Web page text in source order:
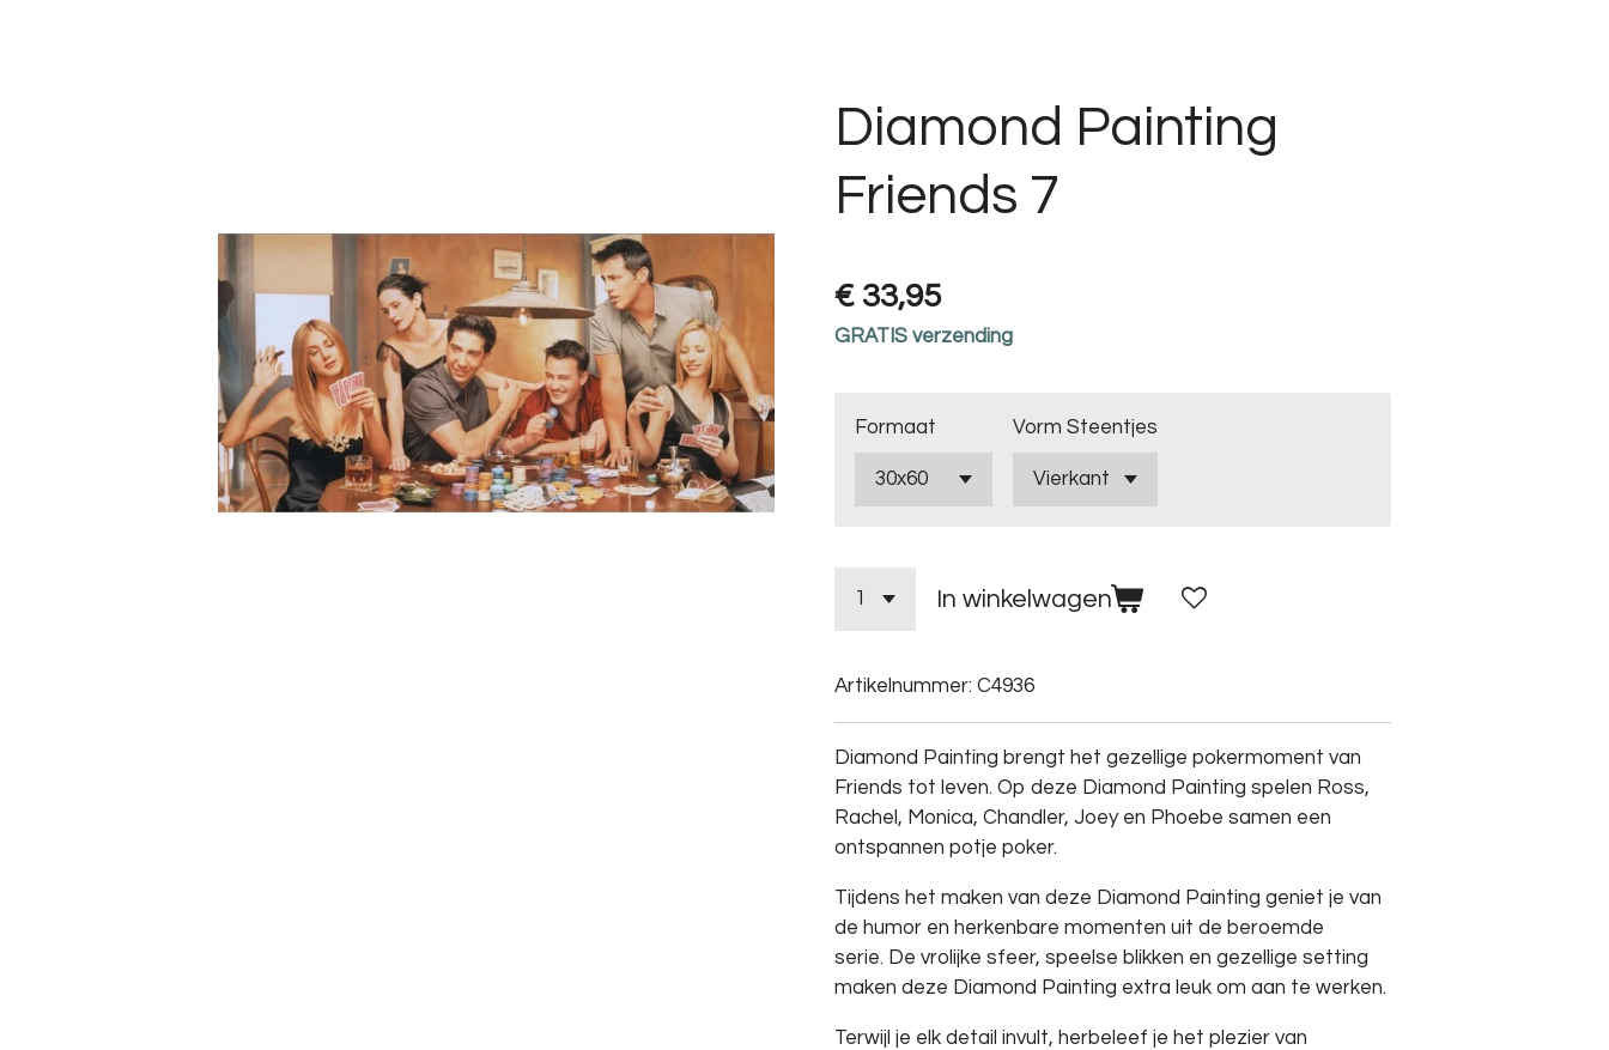
Diamond Painting
Friends 7
€ 33,95
GRATIS verzending
Formaat Vorm Steentjes
In winkelwagen
Artikelnummer: C4936
Diamond Painting brengt het gezellige pokermoment van
Friends tot leven. Op deze Diamond Painting spelen Ross,
Rachel, Monica, Chandler, Joey en Phoebe samen een
ontspannen potje poker.
Tijdens het maken van deze Diamond Painting geniet je van
de humor en herkenbare momenten uit de beroemde
serie. De vrolijke sfeer, speelse blikken en gezellige setting
maken deze Diamond Painting extra leuk om aan te werken.
Terwijl je elk detail invult, herbeleef je het plezier van